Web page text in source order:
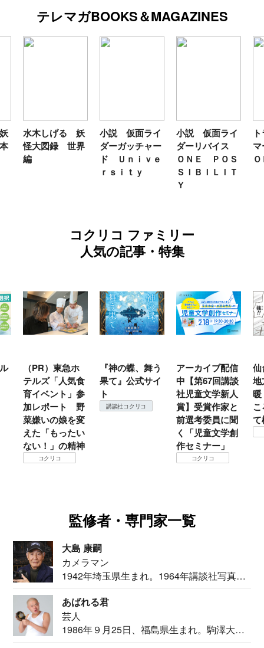
テレマガBOOKS＆MAGAZINES
小説 仮面ライ
ダーガッチャー
ド Ｕｎｉｖｅ
小説 仮面ライ
ダーリバイス
ＯＮＥ ＰＯＳ
ＳＩＢＩＬＩＴ
トランスフォー
マーＦＡＮＢＯ
ＯＫ２０２６
コクリコ ファミリー
人気の記事・特集
『神の蝶、舞う
果て』公式サイ
ト
講談社コクリコ
アーカイブ配信
中【第67回講談
社児童文学新人
賞】受賞作家と
仙台の冬は東北
地方では温
暖？ 本当のと
ころは仙台に来
て検証すべし！
コクリコ
監修者・専門家一覧
大島 康嗣
カメラマン
1942年埼玉県生まれ。1964年講談社写真部
あばれる君
芸人
1986年９月25日、福島県生まれ。駒澤大学